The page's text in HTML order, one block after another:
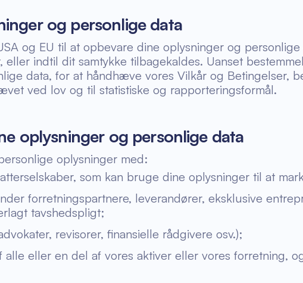
og personlige data
og EU til at opbevare dine oplysninger og
indtil dit samtykke tilbagekaldes. Uanset
data, for at håndhæve vores Vilkår og Betingelser,
ved lov og til statistiske og rapporteringsformål.
oplysninger og personlige data
oplysninger med:
som kan bruge dine oplysninger til at
forretningspartnere, leverandører, eksklusive
tavshedspligt;
revisorer, finansielle rådgivere osv.);
eller en del af vores aktiver eller vores forretning,